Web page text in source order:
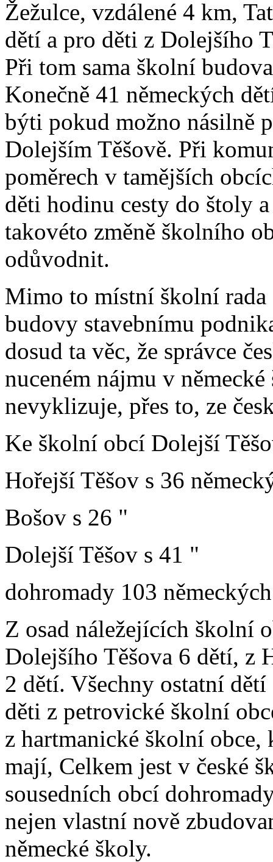
Žežulce, vzdálené 4 km,
dětí a pro děti z Dolejšího
Při tom sama školní
Konečně 41 německých
býti pokud možno násilně
Dolejším Těšově. Při
poměrech v tamějších
děti hodinu cesty do štoly
takovéto změně školního
odůvodnit.
Mimo to místní školní rada
budovy stavebnímu
dosud ta věc, že správce
nuceném nájmu v
nevyklizuje, přes to, ze
Ke školní obcí Dolejší
Hořejší Těšov s 36
Bošov s 26 "
Dolejší Těšov s 41 "
dohromady 103
Z osad náležejících školní
Dolejšího Těšova 6 dětí, z
2 dětí. Všechny ostatní
děti z petrovické školní
z hartmanické školní obce,
mají, Celkem jest v české
sousedních obcí
nejen vlastní nově
německé školy.